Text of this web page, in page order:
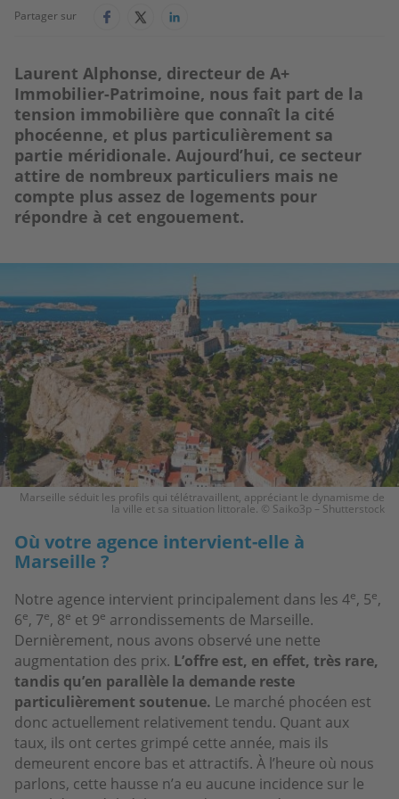
Partager sur
Laurent Alphonse, directeur de A+
Immobilier-Patrimoine, nous fait part de la
tension immobilière que connaît la cité
phocéenne, et plus particulièrement sa
partie méridionale. Aujourd’hui, ce secteur
attire de nombreux particuliers mais ne
compte plus assez de logements pour
répondre à cet engouement.
Marseille séduit les profils qui télétravaillent, appréciant le dynamisme de
la ville et sa situation littorale. © Saiko3p – Shutterstock
Où votre agence intervient-elle à
Marseille ?
Notre agence intervient principalement dans les 4e, 5e,
6e, 7e, 8e et 9e arrondissements de Marseille.
Dernièrement, nous avons observé une nette
augmentation des prix. L’offre est, en effet, très rare,
tandis qu’en parallèle la demande reste
particulièrement soutenue. Le marché phocéen est
donc actuellement relativement tendu. Quant aux
taux, ils ont certes grimpé cette année, mais ils
demeurent encore bas et attractifs. À l’heure où nous
parlons, cette hausse n’a eu aucune incidence sur le